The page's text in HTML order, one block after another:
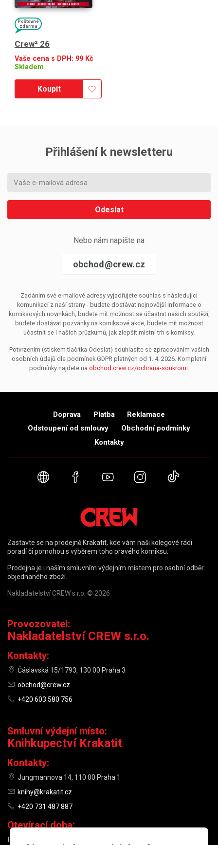
Poštovné
zdarma
Crew² 26
Vaše cena s DPH: 99 Kč
Skladem
Koupit
Přihlášení k newsletteru
Odeslat
Nebo nám napište na
obchod@crew.cz
Zadáním své e-mailové adresy vyjadřujete souhlas s následující
komunikací z naší strany - budete dostávat nejnovější informace o
komiksových novinkách, budete mít možnost se účastnit našich soutěží,
budete dostávat pozvánky na komiksové akce, budete mít možnost
účastnit se i našich průzkumů, jak zlepšit místní trh s komiksy.
Potvrzením (stiskem tlačítka Odeslat) souhlasíte se zpracováním vašich
osobních údajů dle podmínek GDPR platných od 1. 4. 2026. Kompletní
podmínky najdete na obchod.crew.cz/ochrana-soukromi.
Doprava Platba
Reklamace
Odstoupení od smlouvy
Obchodní podmínky
Kontakty
Webové stránky
FacebookYouTubeInstagram
Zastavte se na prodejně Krakatit, kde vám naši kolegové rádi
poradí či pomohou s výběrem toho pravého komiksu.
Prodejna je i naším smluvním výdejním místem pro osobní odběr
objednaného zboží.
Nakladatelství CREW s.r.o. © 2026
Provozovatel:
Nakladatelství CREW s.r.o.
Kontakty:
Čáslavská 15/1793, 130 00 Praha 3
obchod@crew.cz
+420 603 580 756
Smluvní výdejní místo:
Knihkupectví Krakatit
Kontakty:
Jungmannova 14, 110 00 Praha 1
knihy@krakatit.cz
+420 731 487 887
Otevírací doba:
PO–PÁ